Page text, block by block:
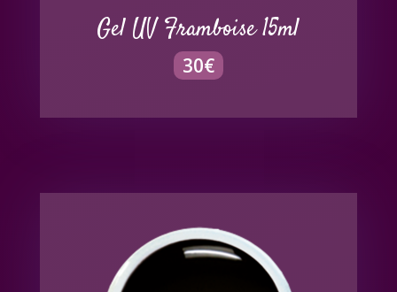
Gel UV Framboise 15ml
30€